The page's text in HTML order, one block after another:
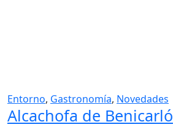
Entorno, Gastronomía, Novedades
Alcachofa de Benicarló